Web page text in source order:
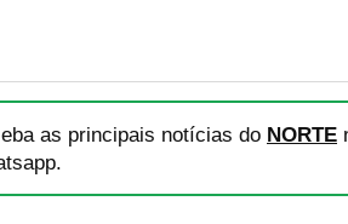
as principais notícias do NORTE